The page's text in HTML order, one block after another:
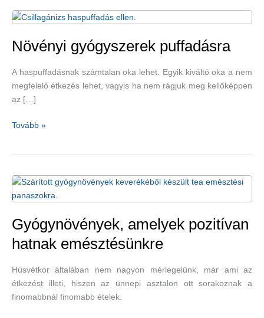
Növényi gyógyszerek puffadásra
A haspuffadásnak számtalan oka lehet. Egyik kiváltó oka a nem
megfelelő étkezés lehet, vagyis ha nem rágjuk meg kellőképpen
az […]
Növényi
Tovább »
Gyógynövények, amelyek pozitívan
hatnak emésztésünkre
Húsvétkor általában nem nagyon mérlegelünk, már ami az
étkezést illeti, hiszen az ünnepi asztalon ott sorakoznak a
finomabbnál finomabb ételek.